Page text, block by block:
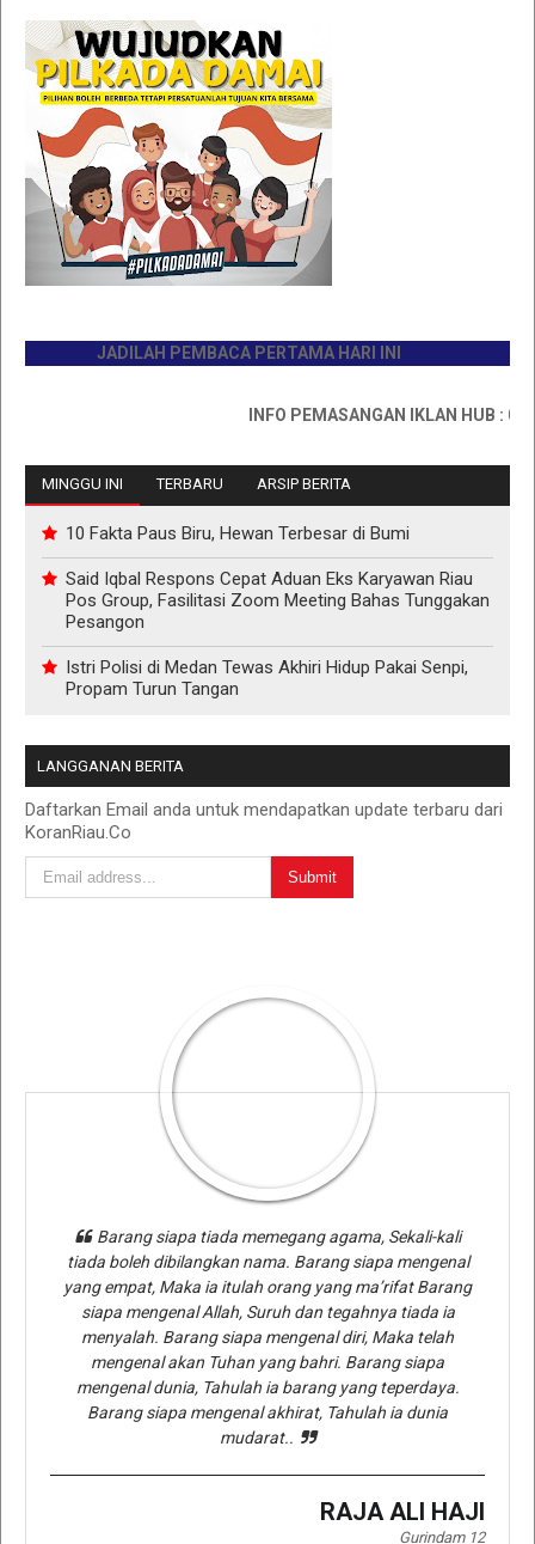
JADILAH PEMBACA PERTAMA HARI INI
INFO PEMASANGAN IKLAN HUB :
MINGGU INI TERBARU ARSIP BERITA
10 Fakta Paus Biru, Hewan Terbesar di Bumi
Said Iqbal Respons Cepat Aduan Eks Karyawan Riau
Pos Group, Fasilitasi Zoom Meeting Bahas Tunggakan
Pesangon
Istri Polisi di Medan Tewas Akhiri Hidup Pakai Senpi,
Propam Turun Tangan
LANGGANAN BERITA
Daftarkan Email anda untuk mendapatkan update terbaru dari
KoranRiau.Co
Barang siapa tiada memegang agama, Sekali-kali
tiada boleh dibilangkan nama. Barang siapa mengenal
yang empat, Maka ia itulah orang yang ma’rifat Barang
siapa mengenal Allah, Suruh dan tegahnya tiada ia
menyalah. Barang siapa mengenal diri, Maka telah
mengenal akan Tuhan yang bahri. Barang siapa
mengenal dunia, Tahulah ia barang yang teperdaya.
Barang siapa mengenal akhirat, Tahulah ia dunia
mudarat..
RAJA ALI HAJI
Gurindam 12